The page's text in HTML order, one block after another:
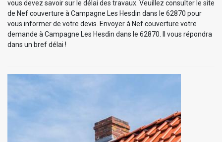
vous devez savoir sur le délai des travaux. Veuillez consulter le site
de Nef couverture à Campagne Les Hesdin dans le 62870 pour
vous informer de votre devis. Envoyer à Nef couverture votre
demande à Campagne Les Hesdin dans le 62870. Il vous répondra
dans un bref délai !